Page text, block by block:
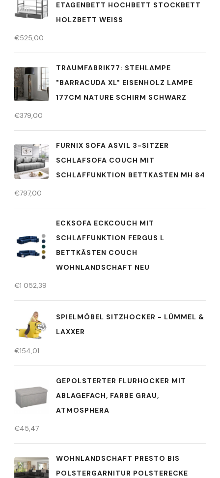
ETAGENBETT HOCHBETT STOCKBETT
HOLZBETT WEISS
€525,00
TRAUMFABRIK77: STEHLAMPE
"BARRACUDA XL" EISENHOLZ LAMPE
177CM NATURE SCHIRM SCHWARZ
€379,00
FURNIX SOFA ASVIL 3-SITZER
SCHLAFSOFA COUCH MIT
SCHLAFFUNKTION BETTKASTEN MH 84
€797,00
ECKSOFA ECKCOUCH MIT
SCHLAFFUNKTION FERGUS L
BETTKÄSTEN COUCH
WOHNLANDSCHAFT NEU
€1 052,39
SPIELMÖBEL SITZHOCKER - LÜMMEL &
LAXXER
€154,01
GEPOLSTERTER FLURHOCKER MIT
ABLAGEFACH, FARBE GRAU,
ATMOSPHERA
€45,47
WOHNLANDSCHAFT PRESTO BIS
POLSTERGARNITUR POLSTERECKE